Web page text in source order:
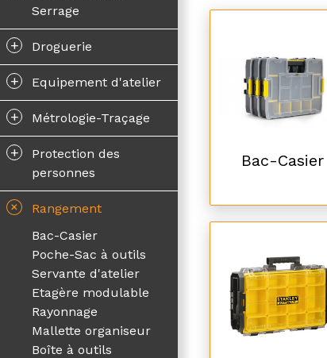
Serrage
+ Droguerie
+ Equipement d'atelier
+ Métrologie-Traçage
+
Protection des
personnes
+
Rangement
Bac-Casier
Poche-Sac à outils
Servante d'atelier
Etagère modulable
Rayonnage
Mallette organiseur
Boîte à outils
Bac-Casier